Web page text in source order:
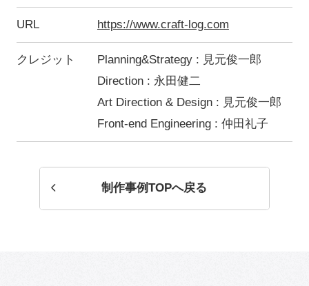
URL https://www.craft-log.com
クレジット
Planning&Strategy : 見元俊一郎
Direction : 永田健二
Art Direction & Design : 見元俊一郎
Front-end Engineering : 仲田礼子
制作事例TOPへ戻る